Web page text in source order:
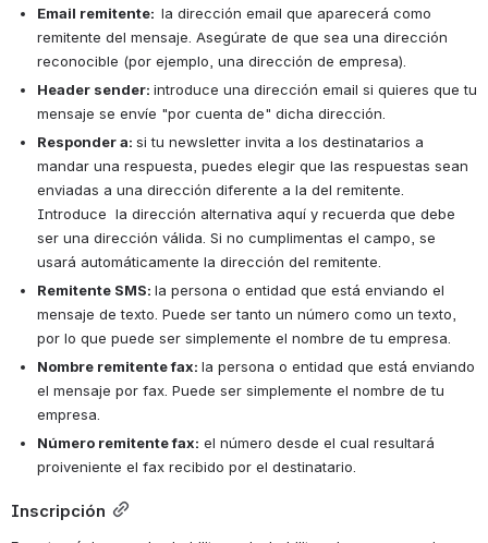
Email remitente: la dirección email que aparecerá como
remitente del mensaje. Asegúrate de que sea una dirección
reconocible (por ejemplo, una dirección de empresa).
Header sender: introduce una dirección email si quieres que tu
mensaje se envíe "por cuenta de" dicha dirección.
Responder a: si tu newsletter invita a los destinatarios a
mandar una respuesta, puedes elegir que las respuestas sean
enviadas a una dirección diferente a la del remitente.
Introduce  la dirección alternativa aquí y recuerda que debe
ser una dirección válida. Si no cumplimentas el campo, se
usará automáticamente la dirección del remitente.
Remitente SMS: la persona o entidad que está enviando el
mensaje de texto. Puede ser tanto un número como un texto,
por lo que puede ser simplemente el nombre de tu empresa.
Nombre remitente fax: la persona o entidad que está enviando
el mensaje por fax. Puede ser simplemente el nombre de tu
empresa.
Número remitente fax: el número desde el cual resultará
proiveniente el fax recibido por el destinatario.
Inscripción